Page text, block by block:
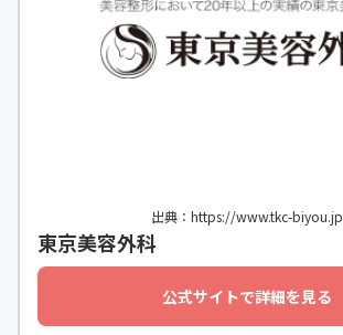
出典：https://www.tkc-biyou.jp
東京美容外科
公式サイトで詳細を見る